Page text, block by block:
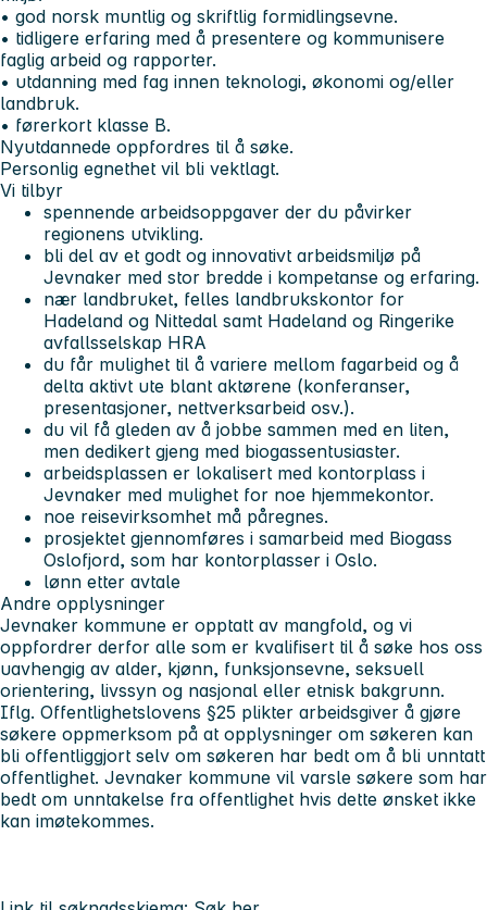
• god norsk muntlig og skriftlig formidlingsevne.
• tidligere erfaring med å presentere og kommunisere
faglig arbeid og rapporter.
• utdanning med fag innen teknologi, økonomi og/eller
landbruk.
• førerkort klasse B.
Nyutdannede oppfordres til å søke.
Personlig egnethet vil bli vektlagt.
Vi tilbyr
spennende arbeidsoppgaver der du påvirker
regionens utvikling.
bli del av et godt og innovativt arbeidsmiljø på
Jevnaker med stor bredde i kompetanse og erfaring.
nær landbruket, felles landbrukskontor for
Hadeland og Nittedal samt Hadeland og Ringerike
avfallsselskap HRA
du får mulighet til å variere mellom fagarbeid og å
delta aktivt ute blant aktørene (konferanser,
presentasjoner, nettverksarbeid osv.).
du vil få gleden av å jobbe sammen med en liten,
men dedikert gjeng med biogassentusiaster.
arbeidsplassen er lokalisert med kontorplass i
Jevnaker med mulighet for noe hjemmekontor.
noe reisevirksomhet må påregnes.
prosjektet gjennomføres i samarbeid med Biogass
Oslofjord, som har kontorplasser i Oslo.
lønn etter avtale
Andre opplysninger
Jevnaker kommune er opptatt av mangfold, og vi
oppfordrer derfor alle som er kvalifisert til å søke hos oss
uavhengig av alder, kjønn, funksjonsevne, seksuell
orientering, livssyn og nasjonal eller etnisk bakgrunn.
Iflg. Offentlighetslovens §25 plikter arbeidsgiver å gjøre
søkere oppmerksom på at opplysninger om søkeren kan
bli offentliggjort selv om søkeren har bedt om å bli unntatt
offentlighet. Jevnaker kommune vil varsle søkere som har
bedt om unntakelse fra offentlighet hvis dette ønsket ikke
kan imøtekommes.